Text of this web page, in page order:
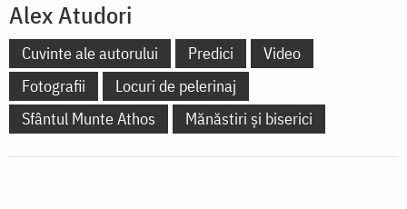
Alex Atudori
Cuvinte ale autorului Predici
Video
Fotografii
Locuri de pelerinaj
Sfântul Munte Athos
Mănăstiri și biserici